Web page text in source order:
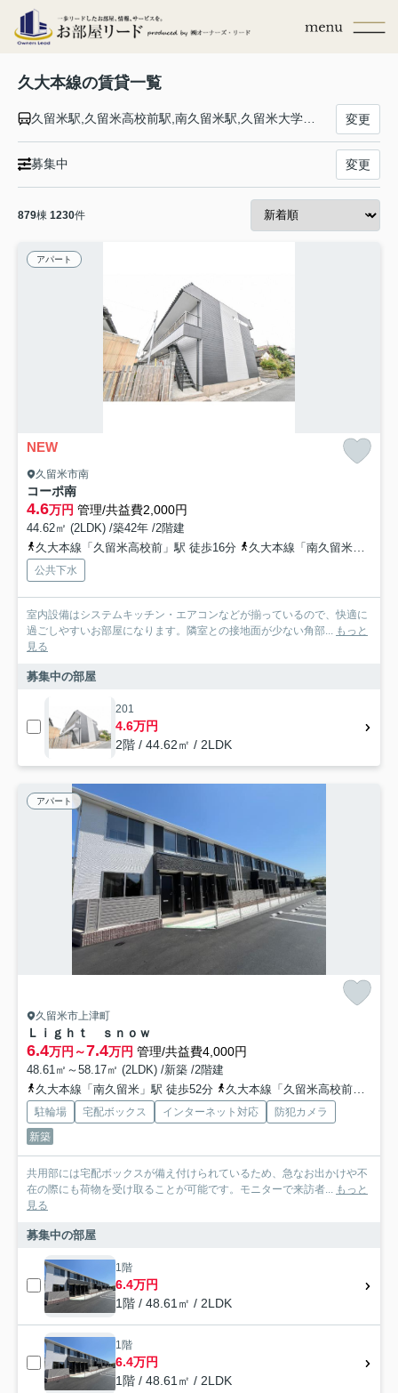
久大本線の賃貸一覧
久留米駅,久留米高校前駅,南久留米駅,久留米大学前駅,御井駅,善導寺駅,筑後草野駅,田主丸駅,筑後吉井駅,うきは駅,筑後大石駅,夜明駅,光岡駅,日田駅,豊後三芳駅,豊後中川駅,天ケ瀬駅,杉河内駅,北山田駅,豊後森駅,恵良駅,引治駅,豊後中村駅,野矢駅,由布院駅,南由布駅,湯平駅,庄内駅,天神山駅,小野屋駅,鬼瀬駅,向之原駅,豊後国分駅,賀来駅,南大分駅,古国府駅,大分駅 変更
募集中 変更
879棟 1230件
アパート
NEW
久留米市南
コーポ南
4.6万円 管理/共益費2,000円
44.62㎡ (2LDK) /築42年 /2階建
久大本線「久留米高校前」駅 徒歩16分
久大本線「南久留米」駅 徒歩27分
公共下水
室内設備はシステムキッチン・エアコンなどが揃っているので、快適に
過ごしやすいお部屋になります。隣室との接地面が少ない角部...
もっと
見る
募集中の部屋
201
4.6万円
2階 / 44.62㎡ / 2LDK
アパート
久留米市上津町
Ｌｉｇｈｔ ｓｎｏｗ
6.4万円～7.4万円 管理/共益費4,000円
48.61㎡～58.17㎡ (2LDK) /新築 /2階建
久大本線「南久留米」駅 徒歩52分
久大本線「久留米高校前」駅 徒歩48分
駐輪場 宅配ボックス インターネット対応
防犯カメラ
新築
共用部には宅配ボックスが備え付けられているため、急なお出かけや不
在の際にも荷物を受け取ることが可能です。モニターで来訪者...
もっと
見る
募集中の部屋
1階
6.4万円
1階 / 48.61㎡ / 2LDK
1階
6.4万円
1階 / 48.61㎡ / 2LDK